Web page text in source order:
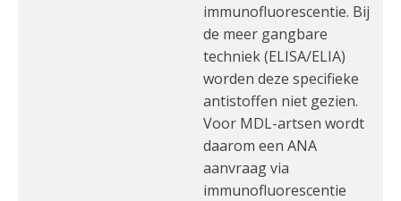
immunofluorescentie. Bij
de meer gangbare
techniek (ELISA/ELIA)
worden deze specifieke
antistoffen niet gezien.
Voor MDL-artsen wordt
daarom een ANA
aanvraag via
immunofluorescentie